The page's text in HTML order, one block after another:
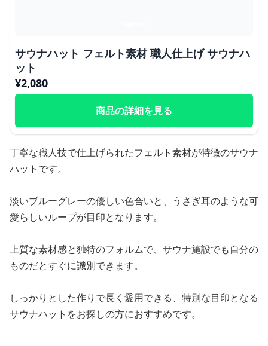
サウナハット フェルト素材 職人仕上げ サウナハ
ット
¥2,080
商品の詳細を見る
丁寧な職人技で仕上げられたフェルト素材が特徴のサウナ
ハットです。
淡いブルーグレーの優しい色合いと、うさぎ耳のような可
愛らしいループが目印となります。
上質な素材感と独特のフォルムで、サウナ施設でも自分の
ものだとすぐに識別できます。
しっかりとした作りで長く愛用できる、特別な目印となる
サウナハットをお探しの方におすすめです。